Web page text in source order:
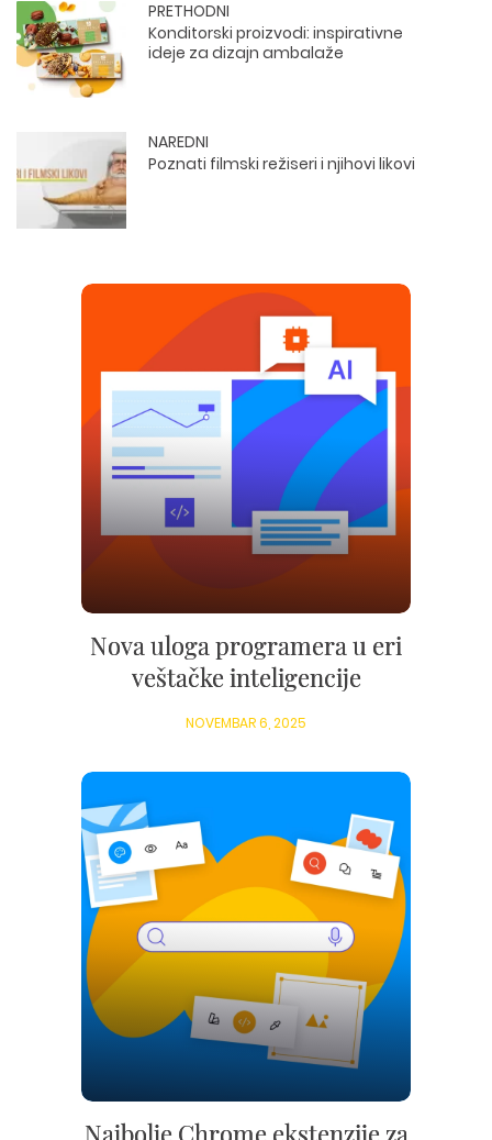
PRETHODNI
Konditorski proizvodi: inspirativne
ideje za dizajn ambalaže
NAREDNI
Poznati filmski režiseri i njihovi likovi
Nova uloga programera u eri
veštačke inteligencije
NOVEMBAR 6, 2025
Najbolje Chrome ekstenzije za